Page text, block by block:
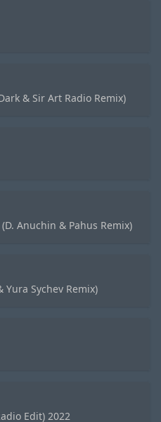
& Sir Art Radio Remix)
Anuchin & Pahus Remix)
Sychev Remix)
Edit) 2022